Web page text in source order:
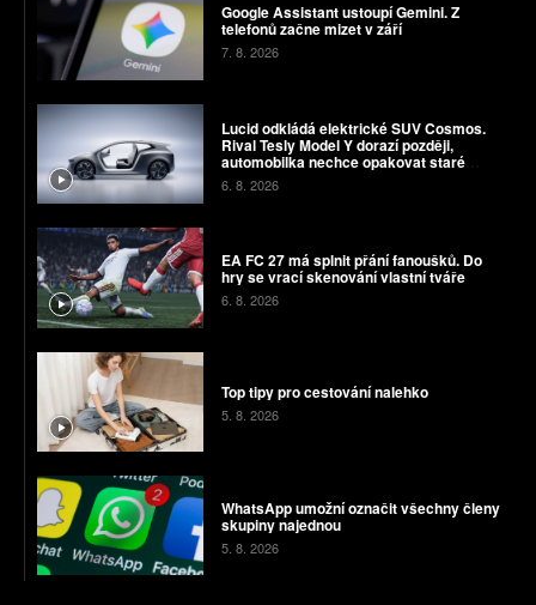
Google Assistant ustoupí Gemini. Z
telefonů začne mizet v září
7. 8. 2026
Lucid odkládá elektrické SUV Cosmos.
Rival Tesly Model Y dorazí později,
automobilka nechce opakovat staré
chyby
6. 8. 2026
EA FC 27 má splnit přání fanoušků. Do
hry se vrací skenování vlastní tváře
6. 8. 2026
Top tipy pro cestování nalehko
5. 8. 2026
WhatsApp umožní označit všechny členy
skupiny najednou
5. 8. 2026